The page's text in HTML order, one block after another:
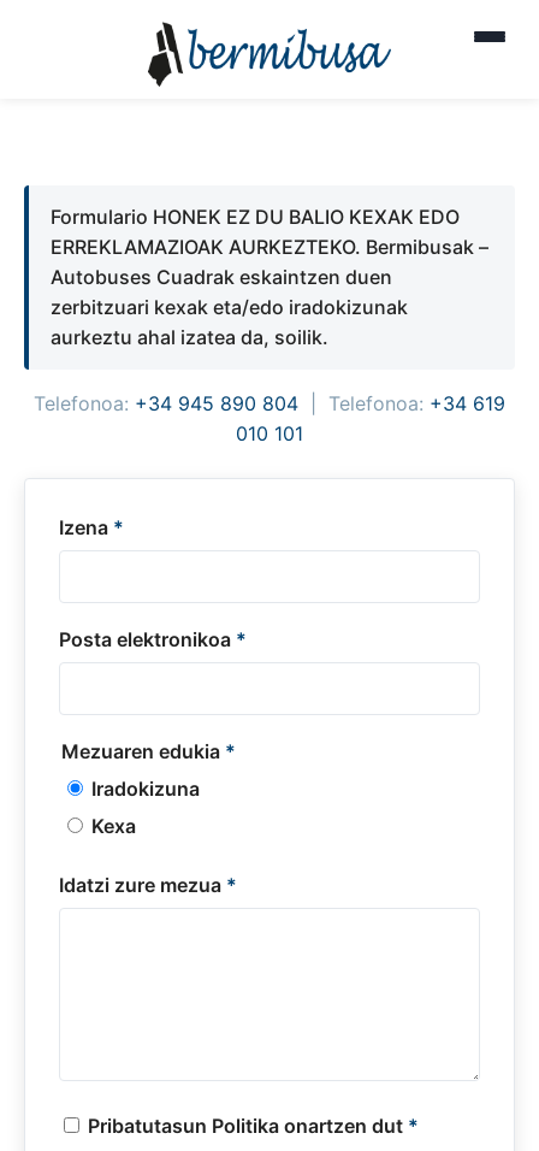
Formulario HONEK EZ DU BALIO KEXAK EDO
ERREKLAMAZIOAK AURKEZTEKO. Bermibusak –
Autobuses Cuadrak eskaintzen duen
zerbitzuari kexak eta/edo iradokizunak
aurkeztu ahal izatea da, soilik.
Telefonoa: +34 945 890 804 | Telefonoa: +34 619
010 101
Izena *
Posta elektronikoa *
Mezuaren edukia *
Iradokizuna
Kexa
Idatzi zure mezua *
Pribatutasun Politika onartzen dut *